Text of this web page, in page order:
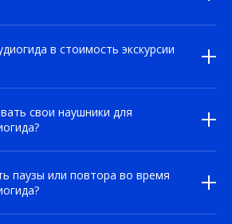
в стоимость экскурсии
свои наушники для
паузы или повтора во время